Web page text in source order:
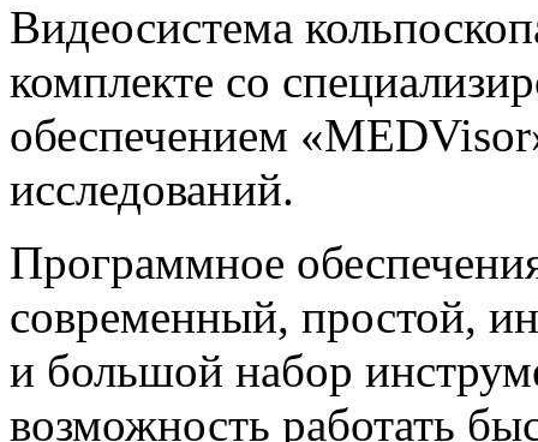
Видеосистема
комплекте со
обеспечением
исследований.
Программное
современный, простой,
и большой набор
возможность работать